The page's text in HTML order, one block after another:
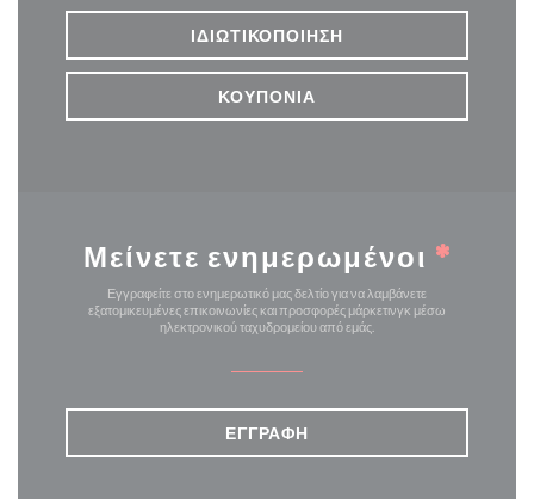
ΙΔΙΩΤΙΚΟΠΟΊΗΣΗ
ΚΟΥΠΌΝΙΑ
Μείνετε ενημερωμένοι *
Εγγραφείτε στο ενημερωτικό μας δελτίο για να λαμβάνετε
εξατομικευμένες επικοινωνίες και προσφορές μάρκετινγκ μέσω
ηλεκτρονικού ταχυδρομείου από εμάς.
ΕΓΓΡΑΦΉ